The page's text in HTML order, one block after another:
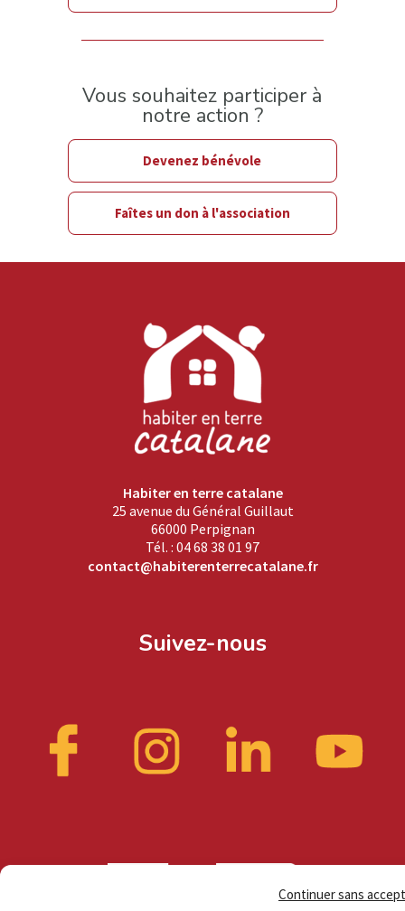
Continuer sans
Vous souhaitez participer à
notre action ?
Devenez bénévole
Faîtes un don à l'association
Habiter en terre catalane
25 avenue du Général Guillaut
66000 Perpignan
Tél. : 04 68 38 01 97
contact@habiterenterrecatalane.fr
Suivez-nous